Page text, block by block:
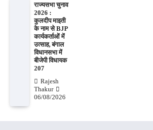
राज्यसभा चुनाव
2026 :
कुलदीप माइती
के नाम से BJP
कार्यकर्ताओं में
उत्साह, बंगाल
विधानसभा में
बीजेपी विधायक
207
Rajesh
Thakur
06/08/2026